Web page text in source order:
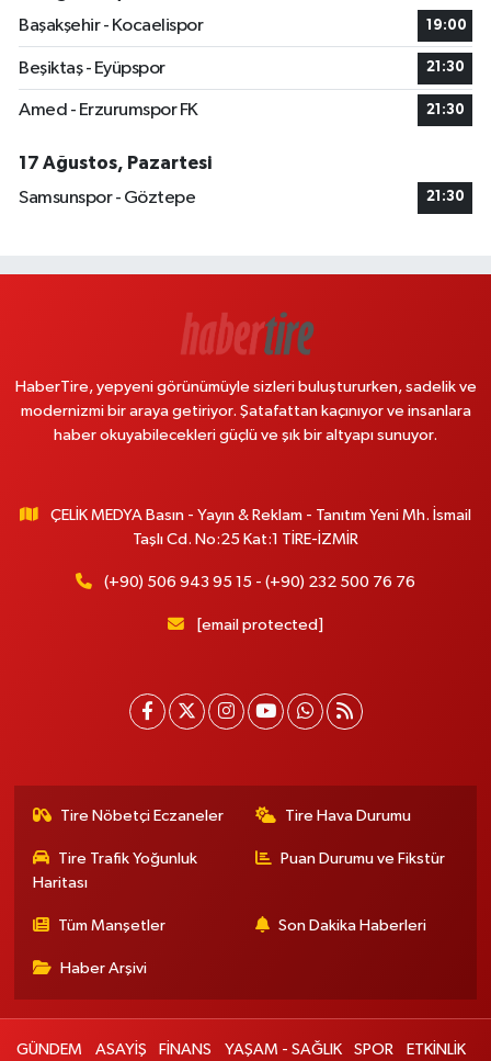
Başakşehir - Kocaelispor
19:00
Beşiktaş - Eyüpspor 21:30
Amed - Erzurumspor FK 21:30
17 Ağustos, Pazartesi
Samsunspor - Göztepe
21:30
HaberTire, yepyeni görünümüyle sizleri buluştururken, sadelik ve
modernizmi bir araya getiriyor. Şatafattan kaçınıyor ve insanlara
haber okuyabilecekleri güçlü ve şık bir altyapı sunuyor.
ÇELİK MEDYA Basın - Yayın & Reklam - Tanıtım Yeni Mh. İsmail
Taşlı Cd. No:25 Kat:1 TİRE-İZMİR
(+90) 506 943 95 15 - (+90) 232 500 76 76
[email protected]
Tire Nöbetçi Eczaneler Tire Hava Durumu
Tire Trafik Yoğunluk
Haritası
Puan Durumu ve Fikstür
Tüm Manşetler Son Dakika Haberleri
Haber Arşivi
GÜNDEM ASAYİŞ FİNANS YAŞAM - SAĞLIK SPOR ETKİNLİK